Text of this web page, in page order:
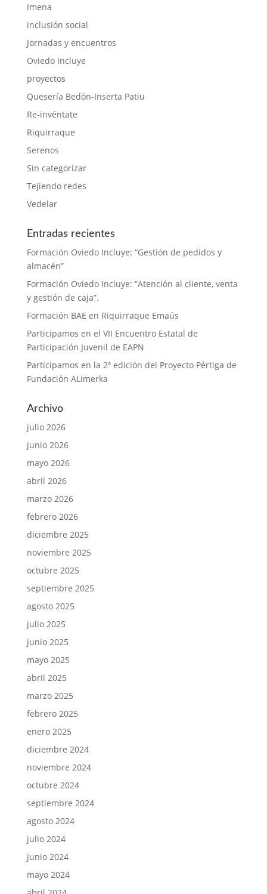
Imena
inclusión social
Jornadas y encuentros
Oviedo Incluye
proyectos
Quesería Bedón-Inserta Patiu
Re-invéntate
Riquirraque
Serenos
Sin categorizar
Tejiendo redes
Vedelar
Entradas recientes
Formación Oviedo Incluye: “Gestión de pedidos y
almacén”
Formación Oviedo Incluye: “Atención al cliente, venta
y gestión de caja”.
Formación BAE en Riquirraque Emaús
Participamos en el VII Encuentro Estatal de
Participación Juvenil de EAPN
Participamos en la 2ª edición del Proyecto Pértiga de
Fundación ALimerka
Archivo
julio 2026
junio 2026
mayo 2026
abril 2026
marzo 2026
febrero 2026
diciembre 2025
noviembre 2025
octubre 2025
septiembre 2025
agosto 2025
julio 2025
junio 2025
mayo 2025
abril 2025
marzo 2025
febrero 2025
enero 2025
diciembre 2024
noviembre 2024
octubre 2024
septiembre 2024
agosto 2024
julio 2024
junio 2024
mayo 2024